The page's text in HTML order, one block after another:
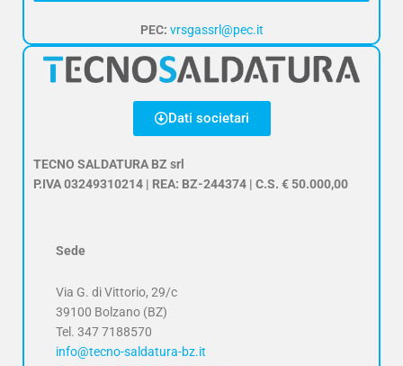
PEC: vrsgassrl@pec.it
Dati societari
TECNO SALDATURA BZ srl
P.IVA 03249310214 | REA: BZ-244374 | C.S. € 50.000,00
Sede
Via G. di Vittorio, 29/c
39100 Bolzano (BZ)
Tel. 347 7188570
info@tecno-saldatura-bz.it